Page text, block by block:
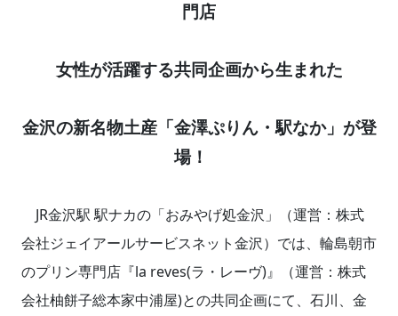
門店
女性が活躍する共同企画から生まれた
金沢の新名物土産「金澤ぷりん・駅なか」が登
場！
JR金沢駅 駅ナカの「おみやげ処金沢」（運営：株式
会社ジェイアールサービスネット金沢）では、輪島朝市
のプリン専門店『la reves(ラ・レーヴ)』（運営：株式
会社柚餅子総本家中浦屋)との共同企画にて、石川、金